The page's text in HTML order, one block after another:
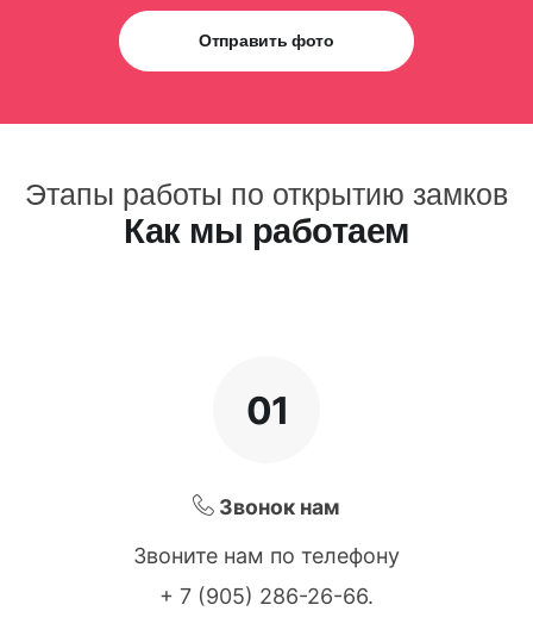
Отправить фото
Этапы работы по открытию замков
Как мы работаем
01
Звонок нам
Звоните нам по телефону
+ 7 (905) 286-26-66.